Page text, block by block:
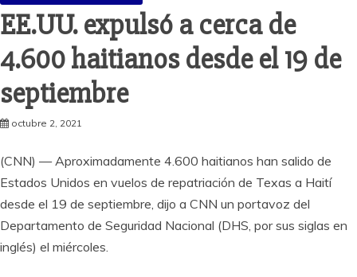
EE.UU. expulsó a cerca de
4.600 haitianos desde el 19 de
septiembre
octubre 2, 2021
(CNN) — Aproximadamente 4.600 haitianos han salido de
Estados Unidos en vuelos de repatriación de Texas a Haití
desde el 19 de septiembre, dijo a CNN un portavoz del
Departamento de Seguridad Nacional (DHS, por sus siglas en
inglés) el miércoles.